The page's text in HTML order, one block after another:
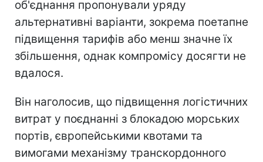
об'єднання пропонували уряду
альтернативні варіанти, зокрема поетапне
підвищення тарифів або менш значне їх
збільшення, однак компромісу досягти не
вдалося.
Він наголосив, що підвищення логістичних
витрат у поєднанні з блокадою морських
портів, європейськими квотами та
вимогами механізму транскордонного